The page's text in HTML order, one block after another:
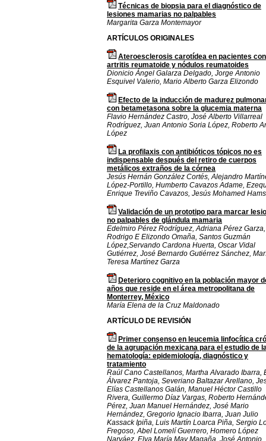
Técnicas de biopsia para el diagnóstico de
lesiones mamarias no palpables
Margarita Garza Montemayor
ARTÍCULOS ORIGINALES
Ateroesclerosis carotídea en pacientes con
artritis reumatoide y nódulos reumatoides
Dionicio Ángel Galarza Delgado, Jorge Antonio
Esquivel Valerio, Mario Alberto Garza Elizondo
Efecto de la inducción de madurez
con betametasona sobre la glucemia materna
Flavio Hernández Castro, José Alberto Villarreal
Rodríguez, Juan Antonio Soria López, Roberto
López
La profilaxis con antibióticos tópicos no es
indispensable después del retiro de cuerpos
metálicos extraños de la córnea
Jesús Hernán González Cortés, Alejandro
López-Portillo, Humberto Cavazos Adame,
Enrique Treviño Cavazos, Jesús Mohamed
Validación de un prototipo para marcar
no palpables de glándula mamaria
Edelmiro Pérez Rodríguez, Adriana Pérez Garza,
Rodrigo E Elizondo Omaña, Santos Guzmán
López,Servando Cardona Huerta, Oscar Vidal
Gutiérrez, José Bernardo Gutiérrez Sánchez,
Teresa Martínez Garza
Deterioro cognitivo en la población mayor
años que reside en el área metropolitana de
Monterrey, México
María Elena de la Cruz Maldonado
ARTÍCULO DE REVISIÓN
Primer consenso en leucemia linfocítica
de la agrupación mexicana para el estudio de
hematología: epidemiología, diagnóstico y
tratamiento
Raúl Cano Castellanos, Martha Alvarado Ibarra,
Álvarez Pantoja, Severiano Baltazar Arellano,
Elías Castellanos Galán, Manuel Héctor Castillo
Rivera, Guillermo Díaz Vargas, Roberto
Pérez, Juan Manuel Hernández, José Mario
Hernández, Gregorio Ignacio Ibarra, Juan Julio
Kassack Ipiña, Luis Martín Loarca Piña, Sergio
Fregoso, Abel Lomelí Guerrero, Homero López
Narváez, Elva María May Magaña, José Antonio